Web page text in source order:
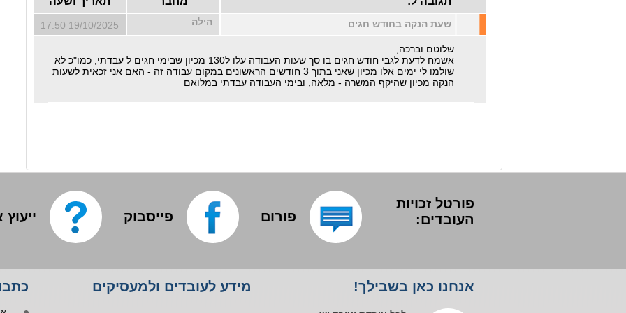
שעת הנקה בחודש חגים הילה 19/10/2025 17:50
שלוטם וברכה,
אשמח לדעת לגבי חודש חגים בו סך שעות העבודה עלו ל130 מכיון שבימי חגים ל עבדתי, כמו"כ לא
שולמו לי ימים אלו מכיון שאני בתוך 3 חודשים הראשונים במקום עבודה זה - האם אני זכאית לשעות
הנקה מכיון שהיקף המשרה - מלאה, ובימי העבודה עבדתי במלואם
פורטל זכויות
העובדים:
פורום פייסבוק ייעוץ
אנחנו כאן בשבילך! מידע לעובדים ולמעסיקים